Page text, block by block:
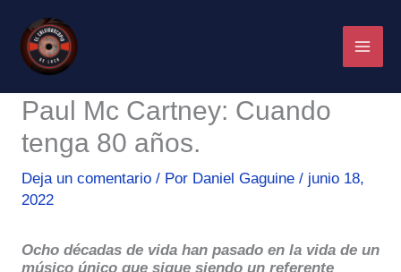
contenido
Paul Mc Cartney: Cuando
tenga 80 años.
Deja un comentario / Por Daniel Gaguine / junio 18,
2022
Ocho décadas de vida han pasado en la vida de un
músico único que sigue siendo un referente